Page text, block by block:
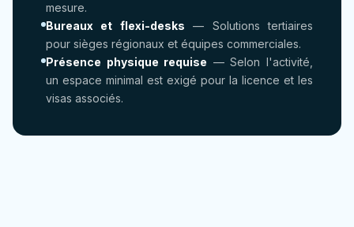
mesure.
Bureaux et flexi-desks — Solutions tertiaires
pour sièges régionaux et équipes commerciales.
Présence physique requise — Selon l'activité,
un espace minimal est exigé pour la licence et les
visas associés.